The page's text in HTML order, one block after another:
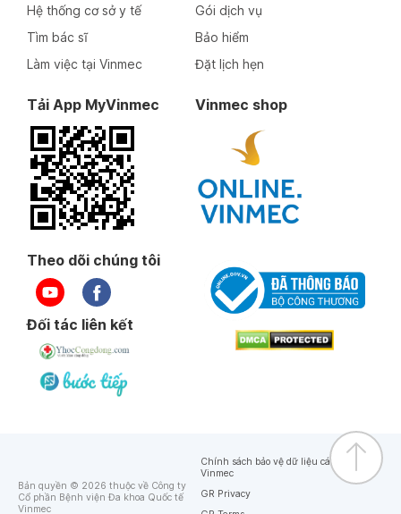
Hệ thống cơ sở y tế
Tìm bác sĩ
Làm việc tại Vinmec
Gói dịch vụ
Bảo hiểm
Đặt lịch hẹn
Tải App MyVinmec Vinmec shop
Theo dõi chúng tôi
Đối tác liên kết
Bản quyền © 2026 thuộc về Công ty
Cổ phần Bệnh viện Đa khoa Quốc tế
Vinmec
Chính sách bảo vệ dữ liệu cá nhân của
Vinmec
GR Privacy